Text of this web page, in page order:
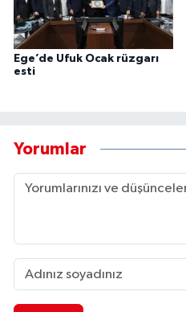
Ege’de Ufuk Ocak rüzgarı
esti
Yorumlar